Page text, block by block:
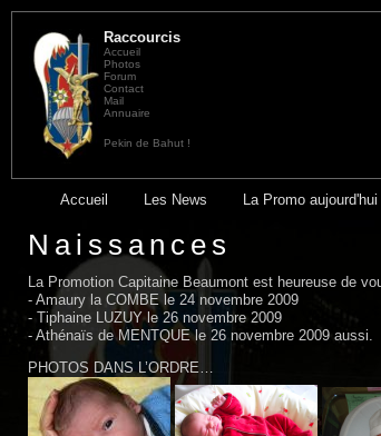
Raccourcis
Accueil
Photos
Forum
Contact
Mail
Annuaire
Pekin de Bahut !
Accueil Les News La Promo aujourd'hui
Naissances
La Promotion Capitaine Beaumont est heureuse de
- Amaury la COMBE le 24 novembre 2009
- Tiphaine LUZUY le 26 novembre 2009
- Athénaïs de MENTQUE le 26 novembre 2009 aussi.
PHOTOS DANS L’ORDRE…